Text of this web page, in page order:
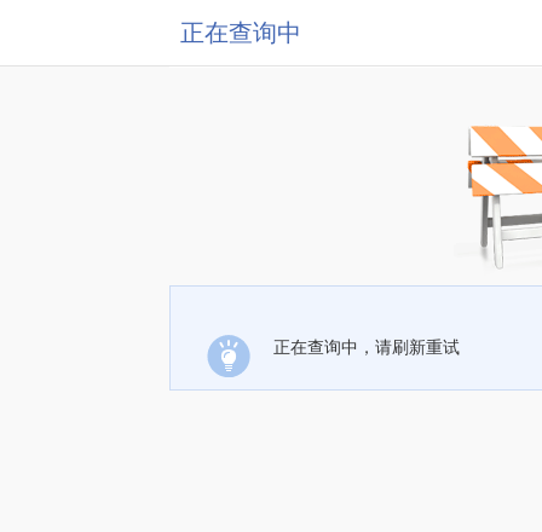
正在查询中
正在查询中，请刷新重试